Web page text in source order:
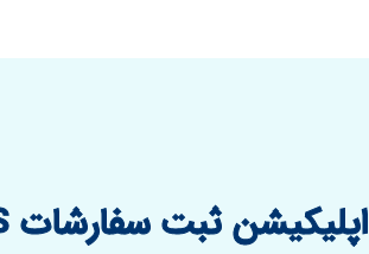
اپلیکیشن ثبت سفارشات BTS